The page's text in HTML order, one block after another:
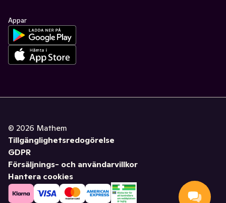
Appar
© 2026 Mathem
Tillgänglighetsredogörelse
GDPR
Försäljnings- och användarvillkor
Hantera cookies